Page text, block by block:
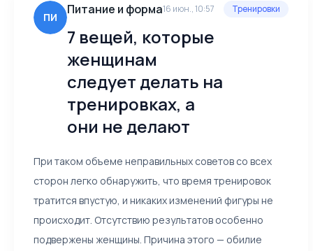
ПИ
Питание и форма16 июн., 10:57
7 вещей, которые
женщинам
следует делать на
тренировках, а
они не делают
Тренировки
При таком объеме неправильных советов со всех
сторон легко обнаружить, что время тренировок
тратится впустую, и никаких изменений фигуры не
происходит. Отсутствию результатов особенно
подвержены женщины. Причина этого — обилие